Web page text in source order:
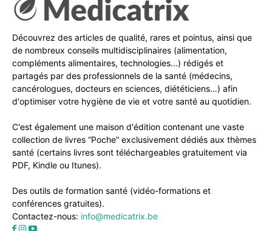
Découvrez des articles de qualité, rares et pointus, ainsi que
de nombreux conseils multidisciplinaires (alimentation,
compléments alimentaires, technologies…) rédigés et
partagés par des professionnels de la santé (médecins,
cancérologues, docteurs en sciences, diététiciens…) afin
d'optimiser votre hygiène de vie et votre santé au quotidien.
C'est également une maison d'édition contenant une vaste
collection de livres “Poche” exclusivement dédiés aux thèmes
santé (certains livres sont téléchargeables gratuitement via
PDF, Kindle ou Itunes).
Des outils de formation santé (vidéo-formations et
conférences gratuites).
Contactez-nous: info@medicatrix.be